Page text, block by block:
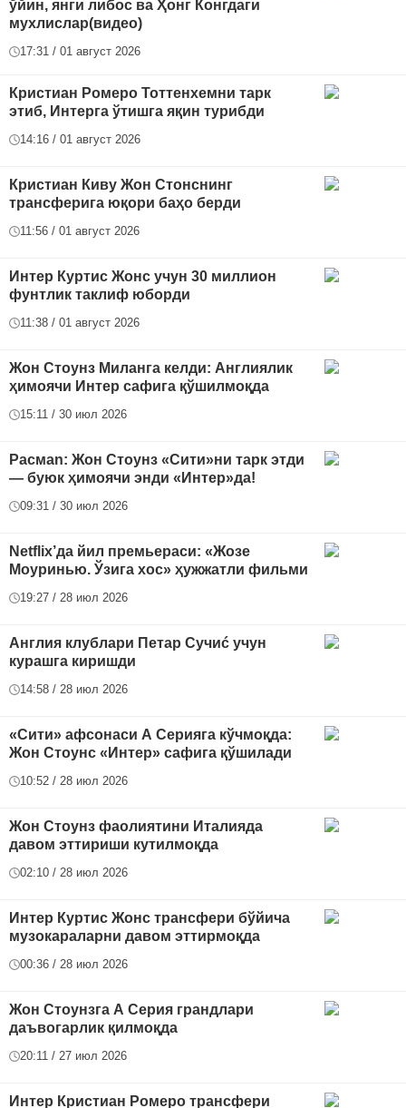
ўйин, янги либос ва Ҳонг Конгдаги
мухлислар(видео)
17:31 / 01 август 2026
Кристиан Ромеро Тоттенхемни тарк
этиб, Интерга ўтишга яқин турибди
14:16 / 01 август 2026
Кристиан Киву Жон Стонснинг
трансферига юқори баҳо берди
11:56 / 01 август 2026
Интер Куртис Жонс учун 30 миллион
фунтлик таклиф юборди
11:38 / 01 август 2026
Жон Стоунз Миланга келди: Англиялик
ҳимоячи Интер сафига қўшилмоқда
15:11 / 30 июл 2026
Расмan: Жон Стоунз «Сити»ни тарк этди
— буюк ҳимоячи энди «Интер»да!
09:31 / 30 июл 2026
Netflix’да йил премьераси: «Жозе
Моуринью. Ўзига хос» ҳужжатли фильми
19:27 / 28 июл 2026
Англия клублари Петар Сучиć учун
курашга киришди
14:58 / 28 июл 2026
«Сити» афсонаси А Серияга кўчмоқда:
Жон Стоунс «Интер» сафига қўшилади
10:52 / 28 июл 2026
Жон Стоунз фаолиятини Италияда
давом эттириши кутилмоқда
02:10 / 28 июл 2026
Интер Куртис Жонс трансфери бўйича
музокараларни давом эттирмоқда
00:36 / 28 июл 2026
Жон Стоунзга А Серия грандлари
даъвогарлик қилмоқда
20:11 / 27 июл 2026
Интер Кристиан Ромеро трансфери